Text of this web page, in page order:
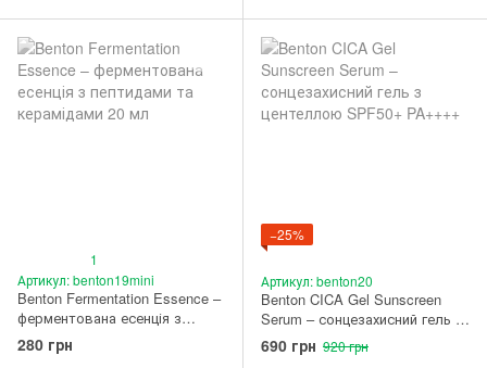
1
Артикул: benton19mini
Benton Fermentation Essence –
ферментована есенція з
пептидами та керамідами 20
мл
280 грн
−25%
Артикул: benton20
Benton CICA Gel Sunscreen
Serum – сонцезахисний гель з
центеллою SPF50+ PA++++
690 грн 920 грн